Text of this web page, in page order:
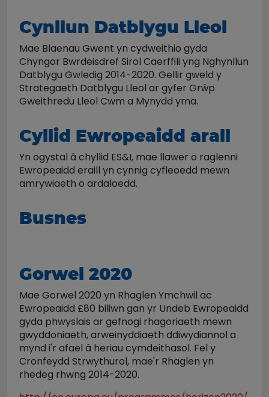
Cynllun Datblygu Lleol
Mae Blaenau Gwent yn cydweithio gyda
Chyngor Bwrdeisdref Sirol Caerffili yng Nghynllun
Datblygu Gwledig 2014-2020. Gellir gweld y
Strategaeth Datblygu Lleol ar gyfer Grŵp
Gweithredu Lleol Cwm a Mynydd yma.
Cyllid Ewropeaidd arall
Yn ogystal â chyllid ES&I, mae llawer o raglenni
Ewropeaidd eraill yn cynnig cyfleoedd mewn
amrywiaeth o ardaloedd.
Busnes
Gorwel 2020
Mae Gorwel 2020 yn Rhaglen Ymchwil ac
Ewropeaidd £80 biliwn gan yr Undeb Ewropeaidd
gyda phwyslais ar gefnogi rhagoriaeth mewn
gwyddoniaeth, arweinyddiaeth ddiwydiannol a
mynd i'r afael â heriau cymdeithasol. Fel y
Cronfeydd Strwythurol, mae'r Rhaglen yn
rhedeg rhwng 2014-2020.